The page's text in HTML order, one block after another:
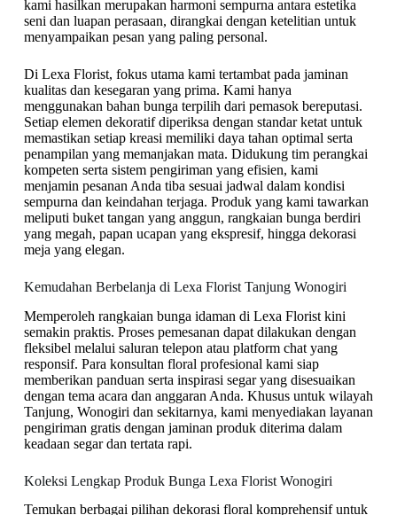
kami hasilkan merupakan harmoni sempurna antara estetika
seni dan luapan perasaan, dirangkai dengan ketelitian untuk
menyampaikan pesan yang paling personal.
Di Lexa Florist, fokus utama kami tertambat pada jaminan
kualitas dan kesegaran yang prima. Kami hanya
menggunakan bahan bunga terpilih dari pemasok bereputasi.
Setiap elemen dekoratif diperiksa dengan standar ketat untuk
memastikan setiap kreasi memiliki daya tahan optimal serta
penampilan yang memanjakan mata. Didukung tim perangkai
kompeten serta sistem pengiriman yang efisien, kami
menjamin pesanan Anda tiba sesuai jadwal dalam kondisi
sempurna dan keindahan terjaga. Produk yang kami tawarkan
meliputi buket tangan yang anggun, rangkaian bunga berdiri
yang megah, papan ucapan yang ekspresif, hingga dekorasi
meja yang elegan.
Kemudahan Berbelanja di Lexa Florist Tanjung Wonogiri
Memperoleh rangkaian bunga idaman di Lexa Florist kini
semakin praktis. Proses pemesanan dapat dilakukan dengan
fleksibel melalui saluran telepon atau platform chat yang
responsif. Para konsultan floral profesional kami siap
memberikan panduan serta inspirasi segar yang disesuaikan
dengan tema acara dan anggaran Anda. Khusus untuk wilayah
Tanjung, Wonogiri dan sekitarnya, kami menyediakan layanan
pengiriman gratis dengan jaminan produk diterima dalam
keadaan segar dan tertata rapi.
Koleksi Lengkap Produk Bunga Lexa Florist Wonogiri
Temukan berbagai pilihan dekorasi floral komprehensif untuk